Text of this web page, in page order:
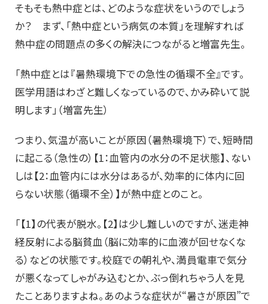
そもそも熱中症とは、どのような症状をいうのでしょう
か？ まず、「熱中症という病気の本質」を理解すれば
熱中症の問題点の多くの解決につながると増富先生。
「熱中症とは『暑熱環境下での急性の循環不全』です。
医学用語はわざと難しくなっているので、かみ砕いて説
明します」（増富先生）
つまり、気温が高いことが原因（暑熱環境下）で、短時間
に起こる（急性の）【1：血管内の水分の不足状態】、ない
しは【2：血管内には水分はあるが、効率的に体内に回
らない状態（循環不全）】が熱中症とのこと。
「【1】の代表が脱水。【2】は少し難しいのですが、迷走神
経反射による脳貧血（脳に効率的に血液が回せなくな
る）などの状態です。校庭での朝礼や、満員電車で気分
が悪くなってしゃがみ込むとか、ぶっ倒れちゃう人を見
たことありますよね。あのような症状が“暑さが原因”で